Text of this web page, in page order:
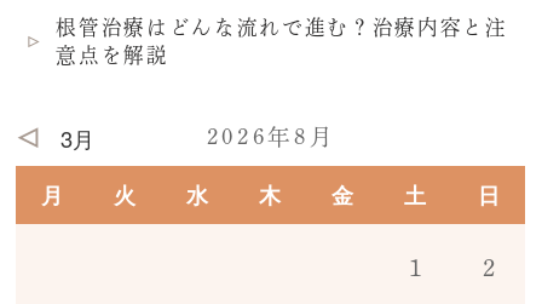
根管治療はどんな流れで進む？治療内容と注
意点を解説
2026年8月
月 火 水 木 金 土 日
3月
1 2